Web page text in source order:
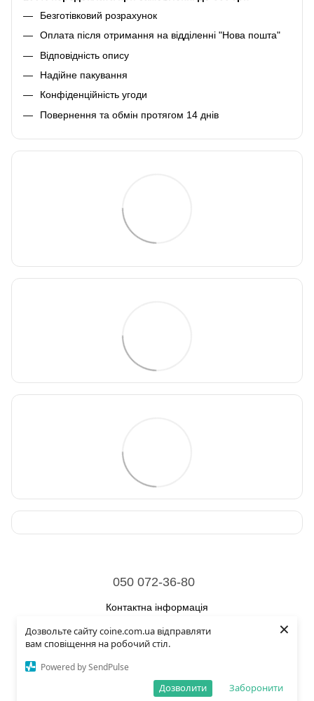
Дозвольте сайту coine.com.ua відправляти
вам сповіщення на робочий стіл.
Powered by SendPulse
Заборонити
Дозволити
×
Безготівковий розрахунок
Оплата після отримання на відділенні "Нова пошта"
Відповідність опису
Надійне пакування
Конфіденційність угоди
Повернення та обмін протягом 14 днів
050 072-36-80
Контактна інформація
Повна версія сайту
Рус Eng